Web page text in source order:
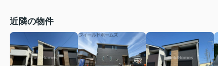
近隣の物件